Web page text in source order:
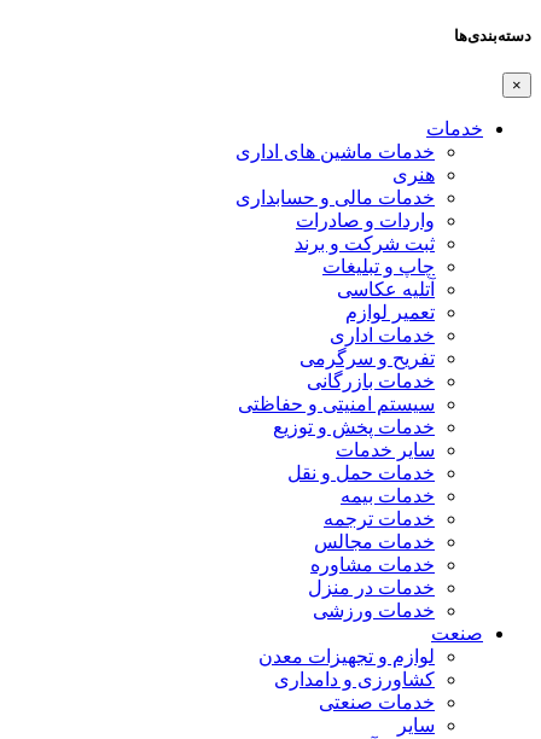
دسته‌بندی‌ها
×
خدمات
خدمات ماشین های اداری
هنری
خدمات مالی و حسابداری
واردات و صادرات
ثبت شرکت و برند
چاپ و تبلیغات
آتلیه عکاسی
تعمیر لوازم
خدمات اداری
تفریح و سرگرمی
خدمات بازرگانی
سیستم امنیتی و حفاظتی
خدمات پخش و توزیع
سایر خدمات
خدمات حمل و نقل
خدمات بیمه
خدمات ترجمه
خدمات مجالس
خدمات مشاوره
خدمات در منزل
خدمات ورزشی
صنعت
لوازم و تجهیزات معدن
کشاورزی و دامداری
خدمات صنعتی
سایر